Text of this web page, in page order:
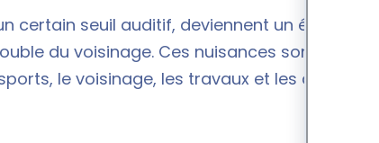
certain seuil auditif, deviennent un événement
du voisinage. Ces nuisances sonores
le voisinage, les travaux et les activités